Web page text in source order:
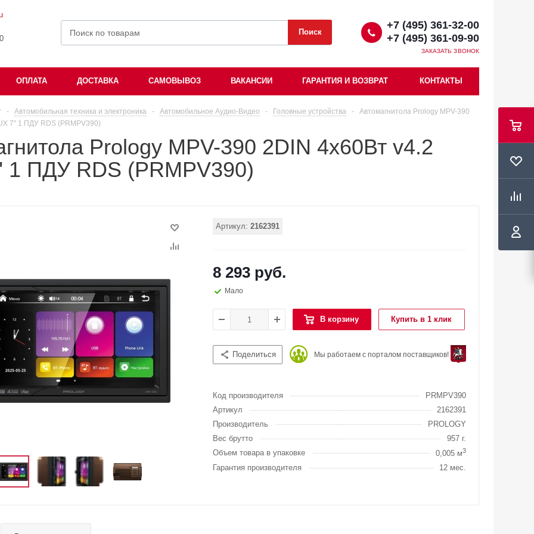
+7 (495) 361-32-00
+7 (495) 361-09-90
ЗАКАЗАТЬ ЗВОНОК
ОПЛАТА ДОСТАВКА САМОВЫВОЗ ВАКАНСИИ ГАРАНТИЯ И ВОЗВРАТ КОНТАКТЫ
- Автомобильная техника и электроника - Автомобильное Аудио-Видео - Головные устройства -
Автомагнитола Prology MPV-390
7" 1 ПДУ RDS (PRMPV390)
Prology MPV-390 2DIN 4x60Вт v4.2
1 ПДУ RDS (PRMPV390)
Артикул: 2162391
8 293 руб.
Мало
В корзину Купить в 1 клик
Поделиться Мы работаем с порталом поставщиков!
Код производителя
PRMPV390
Артикул
2162391
Производитель
PROLOGY
Вес брутто
957 г.
Объем товара в упаковке
0,005 м3
Гарантия производителя 12 мес.